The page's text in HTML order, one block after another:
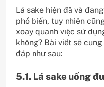
Lá sake hiện đã và
phổ biến, tuy nhiên
xoay quanh việc sử
không? Bài viết sẽ
đáp như sau:
5.1. Lá sake uống